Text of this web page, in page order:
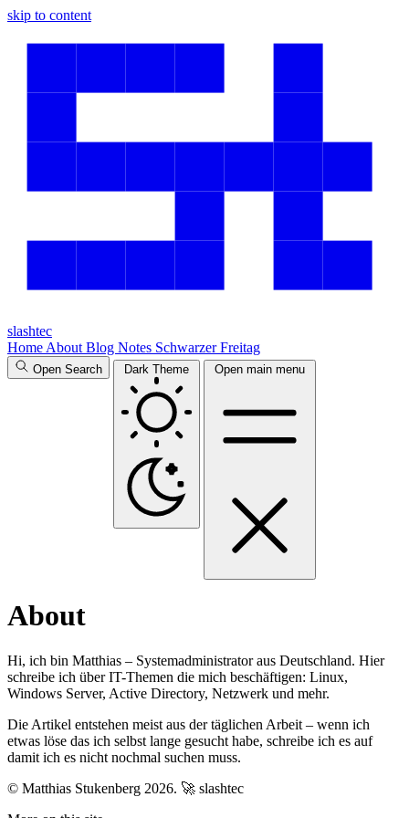
skip to content
slashtec
Home About Blog Notes Schwarzer Freitag
Open Search Dark Theme Open main menu
About
Hi, ich bin Matthias – Systemadministrator aus Deutschland. Hier
schreibe ich über IT-Themen die mich beschäftigen: Linux,
Windows Server, Active Directory, Netzwerk und mehr.
Die Artikel entstehen meist aus der täglichen Arbeit – wenn ich
etwas löse das ich selbst lange gesucht habe, schreibe ich es auf
damit ich es nicht nochmal suchen muss.
© Matthias Stukenberg 2026. 🚀 slashtec